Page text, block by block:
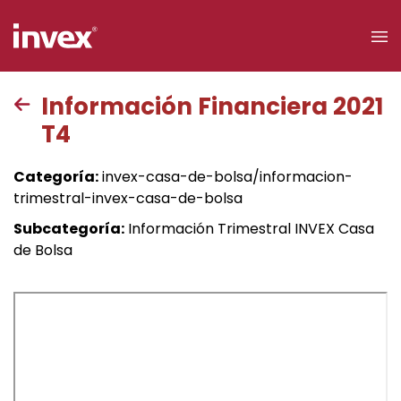
Buscar
Personas
Información Financiera 2021
T4
Categoría:invex-casa-de-bolsa/informacion-
trimestral-invex-casa-de-bolsa
Subcategoría: Información Trimestral INVEX Casa
de Bolsa